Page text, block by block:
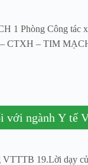
1 Phòng Công
CTXH – TIM
với ngành Y tế
19.Lời dạy